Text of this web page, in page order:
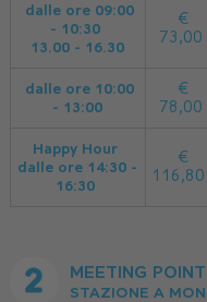
dalle ore 09:00
- 10:30
13.00 - 16.30
€
73,00
dalle ore 10:00
- 13:00
€
78,00
Happy Hour
dalle ore 14:30 -
16:30
€
116,80
MEETING POINT
STAZIONE A